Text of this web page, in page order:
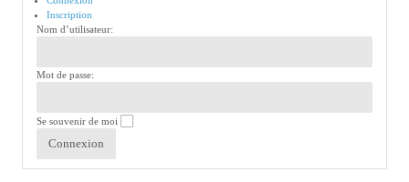
Inscription
Nom d’utilisateur:
Mot de passe:
Se souvenir de moi